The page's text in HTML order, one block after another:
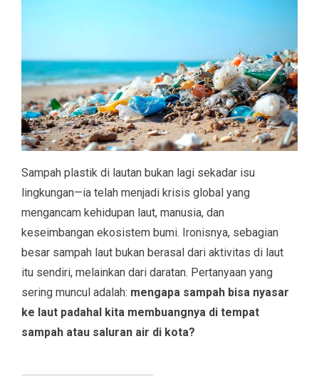
Sampah plastik di lautan bukan lagi sekadar isu
lingkungan—ia telah menjadi krisis global yang
mengancam kehidupan laut, manusia, dan
keseimbangan ekosistem bumi. Ironisnya, sebagian
besar sampah laut bukan berasal dari aktivitas di laut
itu sendiri, melainkan dari daratan. Pertanyaan yang
sering muncul adalah: mengapa sampah bisa nyasar
ke laut padahal kita membuangnya di tempat
sampah atau saluran air di kota?